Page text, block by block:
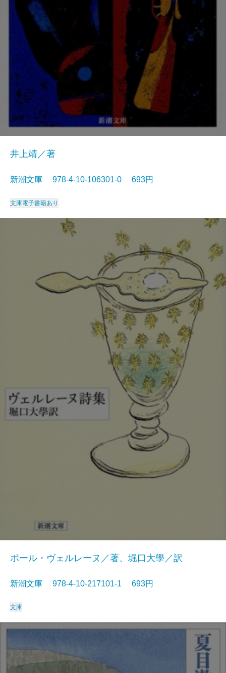
井上靖／著
新潮文庫 978-4-10-106301-0 693円
文庫電子書籍あり
ポール・ヴェルレーヌ／著、堀口大學／訳
新潮文庫 978-4-10-217101-1 693円
文庫